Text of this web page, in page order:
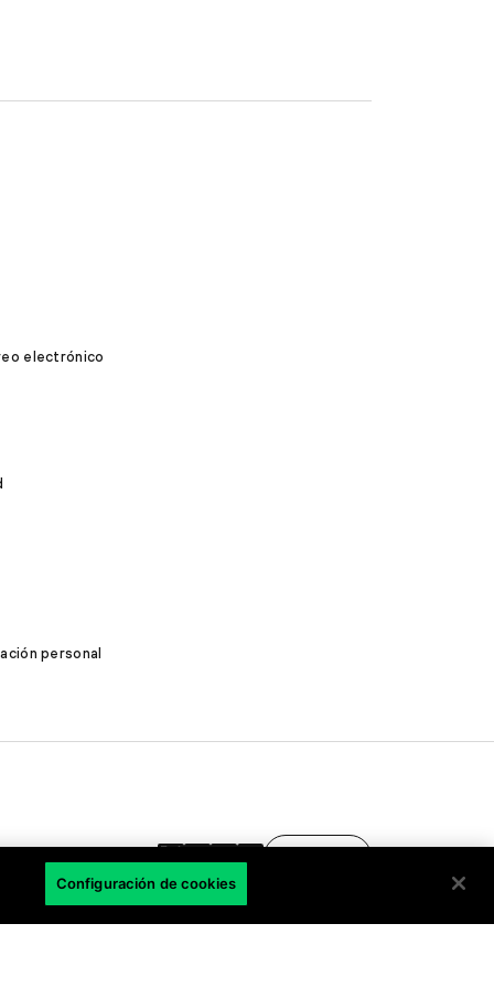
electrónico
personal
Configuración de cookies